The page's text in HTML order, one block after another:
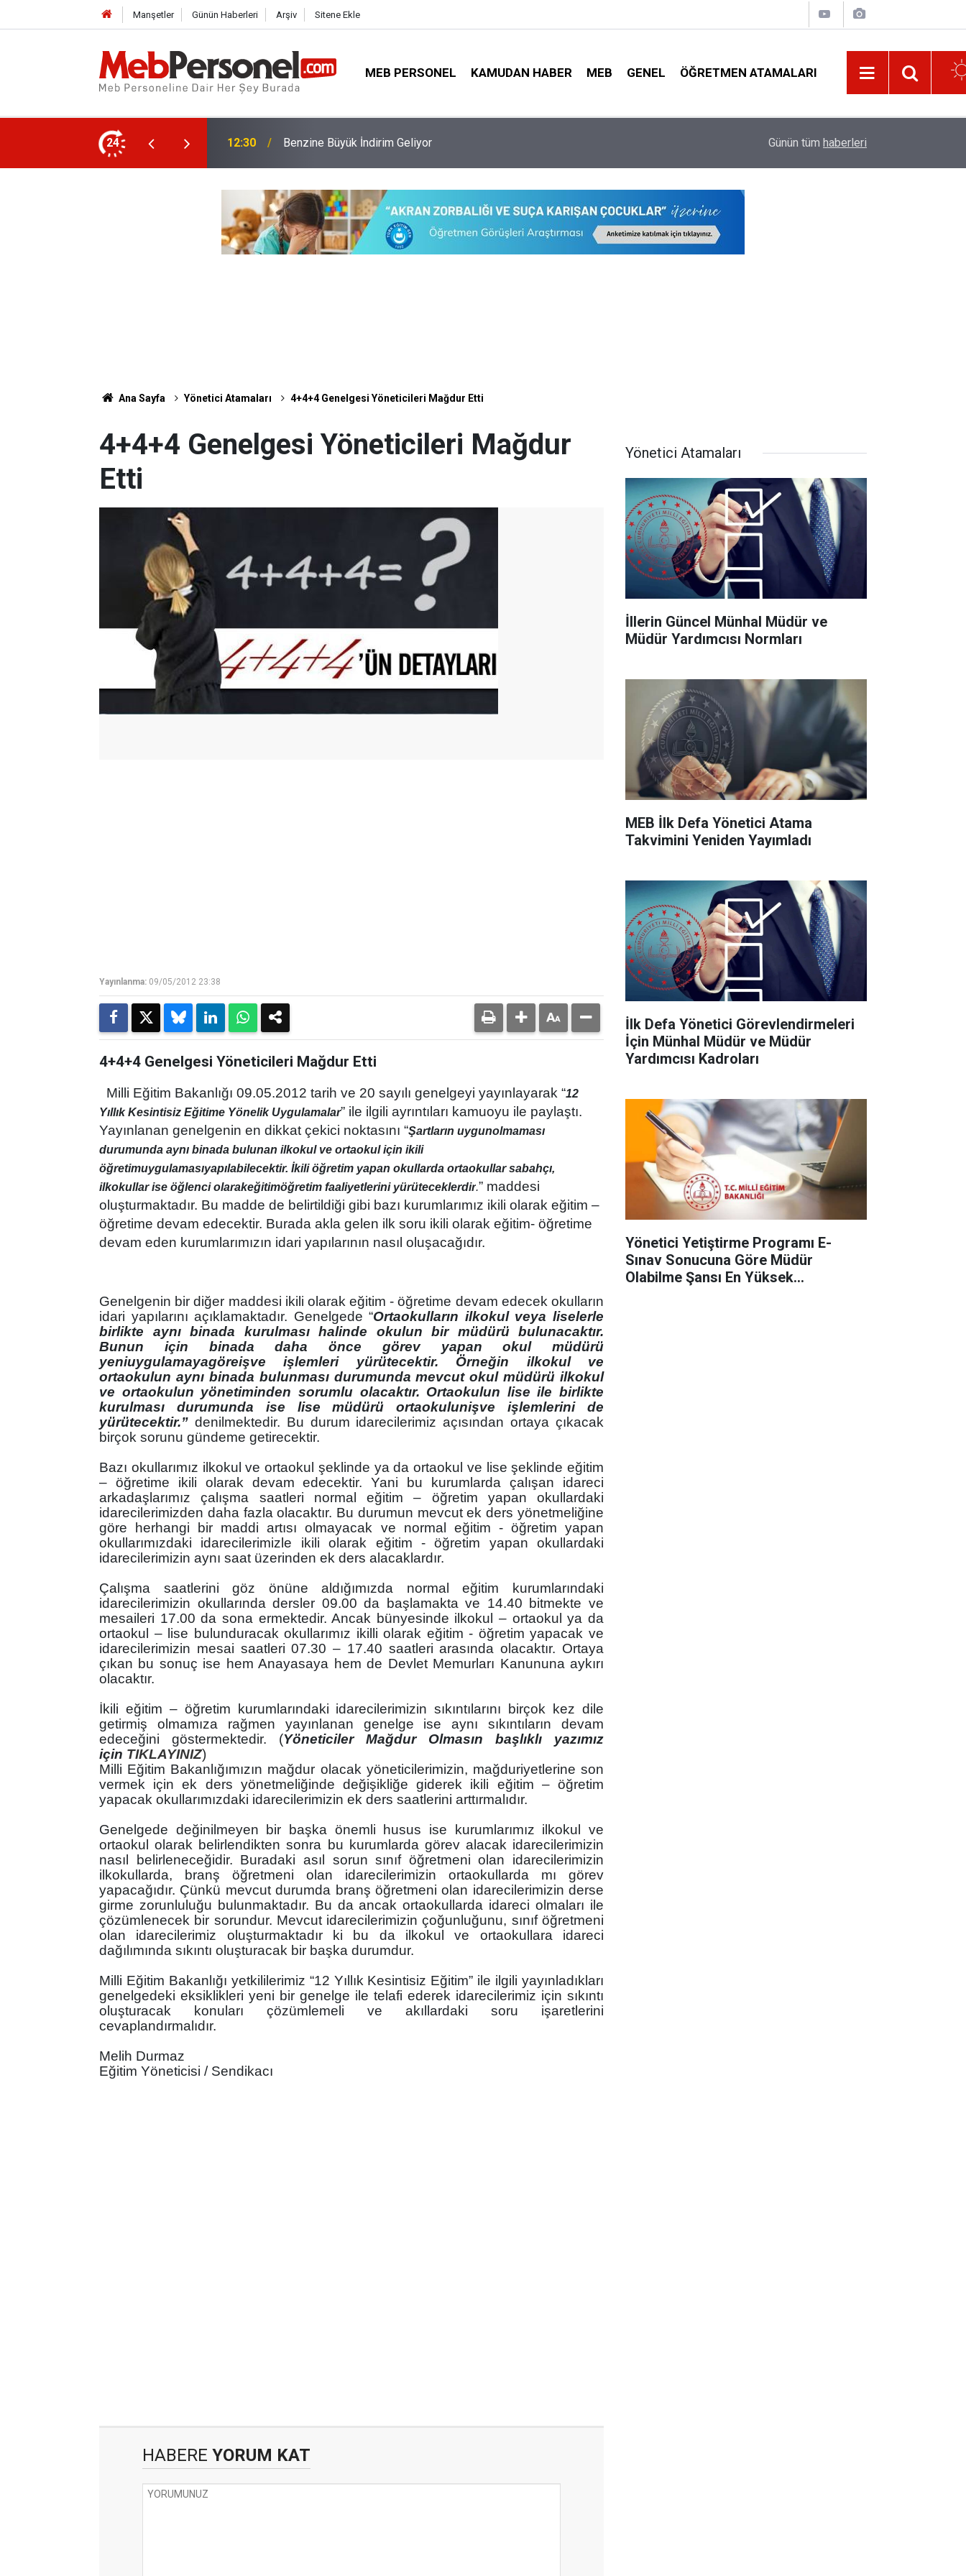
Manşetler Günün Haberleri Arşiv Sitene Ekle
MEB PERSONEL KAMUDAN HABER MEB GENEL ÖĞRETMEN ATAMALARI
24 12:01 LGS Maratonunda 3 Milyondan Fazla Ziyaret Yönetici Atamalarında Tüm İllerde En Fazla
Günün tüm haberleri
Ana Sayfa Yönetici Atamaları 4+4+4 Genelgesi Yöneticileri Mağdur Etti
4+4+4 Genelgesi Yöneticileri Mağdur
Etti
Yayınlanma: 09/05/2012 23:38
4+4+4 Genelgesi Yöneticileri Mağdur Etti
Milli Eğitim Bakanlığı 09.05.2012 tarih ve 20 sayılı genelgeyi yayınlayarak “12
Yıllık Kesintisiz Eğitime Yönelik Uygulamalar” ile ilgili ayrıntıları kamuoyu ile paylaştı.
Yayınlanan genelgenin en dikkat çekici noktasını “Şartların uygunolmaması
durumunda aynı binada bulunan ilkokul ve ortaokul için ikili
öğretimuygulamasıyapılabilecektir. İkili öğretim yapan okullarda ortaokullar sabahçı,
ilkokullar ise öğlenci olarakeğitimöğretim faaliyetlerini yürüteceklerdir.” maddesi
oluşturmaktadır. Bu madde de belirtildiği gibi bazı kurumlarımız ikili olarak eğitim –
öğretime devam edecektir. Burada akla gelen ilk soru ikili olarak eğitim- öğretime
devam eden kurumlarımızın idari yapılarının nasıl oluşacağıdır.
Genelgenin bir diğer maddesi ikili olarak eğitim - öğretime devam edecek okulların
idari yapılarını açıklamaktadır. Genelgede “Ortaokulların ilkokul veya liselerle
birlikte aynı binada kurulması halinde okulun bir müdürü bulunacaktır.
Bunun için binada daha önce görev yapan okul müdürü
yeniuygulamayagöreişve işlemleri yürütecektir. Örneğin ilkokul ve
ortaokulun aynı binada bulunması durumunda mevcut okul müdürü ilkokul
ve ortaokulun yönetiminden sorumlu olacaktır. Ortaokulun lise ile birlikte
kurulması durumunda ise lise müdürü ortaokulunişve işlemlerini de
yürütecektir.” denilmektedir. Bu durum idarecilerimiz açısından ortaya çıkacak
birçok sorunu gündeme getirecektir.
Bazı okullarımız ilkokul ve ortaokul şeklinde ya da ortaokul ve lise şeklinde eğitim
– öğretime ikili olarak devam edecektir. Yani bu kurumlarda çalışan idareci
arkadaşlarımız çalışma saatleri normal eğitim – öğretim yapan okullardaki
idarecilerimizden daha fazla olacaktır. Bu durumun mevcut ek ders yönetmeliğine
göre herhangi bir maddi artısı olmayacak ve normal eğitim - öğretim yapan
okullarımızdaki idarecilerimizle ikili olarak eğitim - öğretim yapan okullardaki
idarecilerimizin aynı saat üzerinden ek ders alacaklardır.
Çalışma saatlerini göz önüne aldığımızda normal eğitim kurumlarındaki
idarecilerimizin okullarında dersler 09.00 da başlamakta ve 14.40 bitmekte ve
mesaileri 17.00 da sona ermektedir. Ancak bünyesinde ilkokul – ortaokul ya da
ortaokul – lise bulunduracak okullarımız ikilli olarak eğitim - öğretim yapacak ve
idarecilerimizin mesai saatleri 07.30 – 17.40 saatleri arasında olacaktır. Ortaya
çıkan bu sonuç ise hem Anayasaya hem de Devlet Memurları Kanununa aykırı
olacaktır.
İkili eğitim – öğretim kurumlarındaki idarecilerimizin sıkıntılarını birçok kez dile
getirmiş olmamıza rağmen yayınlanan genelge ise aynı sıkıntıların devam
edeceğini göstermektedir. (Yöneticiler Mağdur Olmasın başlıklı yazımız
için TIKLAYINIZ)
Milli Eğitim Bakanlığımızın mağdur olacak yöneticilerimizin, mağduriyetlerine son
vermek için ek ders yönetmeliğinde değişikliğe giderek ikili eğitim – öğretim
yapacak okullarımızdaki idarecilerimizin ek ders saatlerini arttırmalıdır.
Genelgede değinilmeyen bir başka önemli husus ise kurumlarımız ilkokul ve
ortaokul olarak belirlendikten sonra bu kurumlarda görev alacak idarecilerimizin
nasıl belirleneceğidir. Buradaki asıl sorun sınıf öğretmeni olan idarecilerimizin
ilkokullarda, branş öğretmeni olan idarecilerimizin ortaokullarda mı görev
yapacağıdır. Çünkü mevcut durumda branş öğretmeni olan idarecilerimizin derse
girme zorunluluğu bulunmaktadır. Bu da ancak ortaokullarda idareci olmaları ile
çözümlenecek bir sorundur. Mevcut idarecilerimizin çoğunluğunu, sınıf öğretmeni
olan idarecilerimiz oluşturmaktadır ki bu da ilkokul ve ortaokullara idareci
dağılımında sıkıntı oluşturacak bir başka durumdur.
Milli Eğitim Bakanlığı yetkililerimiz “12 Yıllık Kesintisiz Eğitim” ile ilgili yayınladıkları
genelgedeki eksiklikleri yeni bir genelge ile telafi ederek idarecilerimiz için sıkıntı
oluşturacak konuları çözümlemeli ve akıllardaki soru işaretlerini
cevaplandırmalıdır.
Melih Durmaz
Eğitim Yöneticisi / Sendikacı
HABERE YORUM KAT
Yönetici Atamaları
İllerin Güncel Münhal Müdür ve
Müdür Yardımcısı Normları
MEB İlk Defa Yönetici Atama
Takvimini Yeniden Yayımladı
İlk Defa Yönetici Görevlendirmeleri
İçin Münhal Müdür ve Müdür
Yardımcısı Kadroları
Yönetici Yetiştirme Programı E-
Sınav Sonucuna Göre Müdür
Olabilme Şansı En Yüksek